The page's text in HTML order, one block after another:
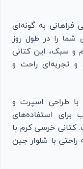
به گونه‌ای
را در طول روز
و سبک، این کتانی
تجربه‌ای راحت و
طراحی اسپرت و
برای استفاده‌های
کتانی خرسی کرم با
با شلوار جین